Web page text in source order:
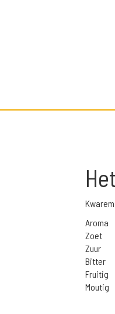
Aroma
Zoet
Zuur
Bitter
Fruitig
Moutig